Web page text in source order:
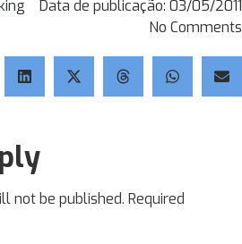
Data de publicação: 03/05/2011
No Comments
not be published. Required